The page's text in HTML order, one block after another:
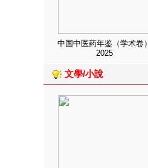
中国中医药年鉴（学术卷）
2025
文學/小說